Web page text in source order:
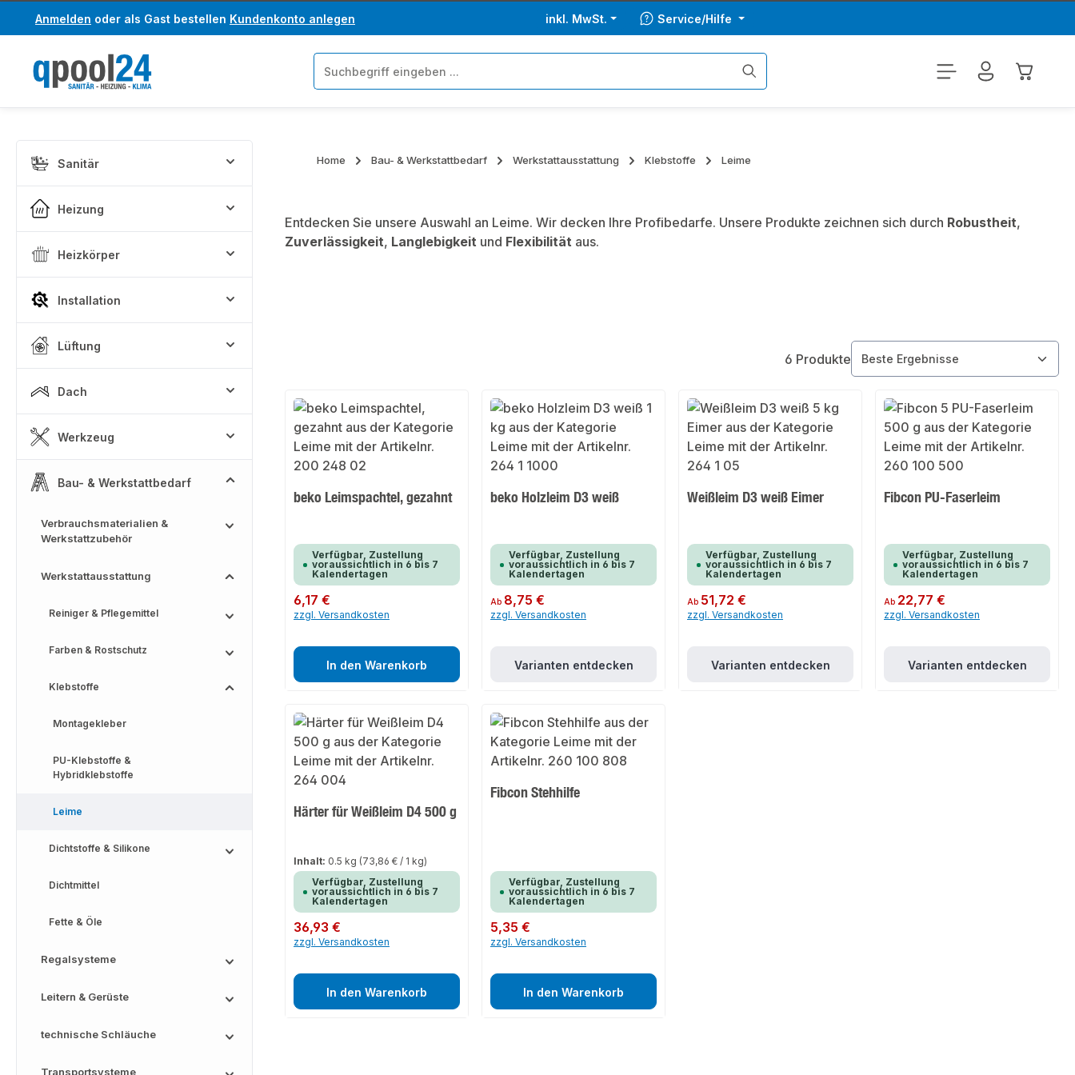
Hauptinhalt springen
Zur Suche springen
Anmelden oder als Gast bestellen Kundenkonto anlegen inkl. MwSt. Service/Hilfe
Sanitär
Heizung
Heizkörper
Installation
Lüftung
Dach
Werkzeug
Bau- & Werkstattbedarf
Verbrauchsmaterialien &
Werkstattzubehör
Werkstattausstattung
Reiniger & Pflegemittel
Farben & Rostschutz
Klebstoffe
Montagekleber
PU-Klebstoffe &
Hybridklebstoffe
Leime
Dichtstoffe & Silikone
Dichtmittel
Fette & Öle
Regalsysteme
Leitern & Gerüste
technische Schläuche
Transportsysteme
Home Bau- & Werkstattbedarf Werkstattausstattung Klebstoffe Leime
Entdecken Sie unsere Auswahl an Leime. Wir decken Ihre Profibedarfe. Unsere Produkte zeichnen sich durch Robustheit,
Zuverlässigkeit, Langlebigkeit und Flexibilität aus.
6 Produkte
beko Leimspachtel, gezahnt
Verfügbar, Zustellung
voraussichtlich in 6 bis 7
Kalendertagen
Regulärer Preis:
6,17 €
zzgl. Versandkosten
In den Warenkorb
beko Holzleim D3 weiß
Verfügbar, Zustellung
voraussichtlich in 6 bis 7
Kalendertagen
Regulärer Preis:
Ab 8,75 €
zzgl. Versandkosten
Varianten entdecken
Weißleim D3 weiß Eimer
Verfügbar, Zustellung
voraussichtlich in 6 bis 7
Kalendertagen
Regulärer Preis:
Ab 51,72 €
zzgl. Versandkosten
Varianten entdecken
Fibcon PU-Faserleim
Verfügbar, Zustellung
voraussichtlich in 6 bis 7
Kalendertagen
Regulärer Preis:
Ab 22,77 €
zzgl. Versandkosten
Varianten entdecken
Härter für Weißleim D4 500 g
Inhalt: 0.5 kg (73,86 € / 1 kg)
Verfügbar, Zustellung
voraussichtlich in 6 bis 7
Kalendertagen
Regulärer Preis:
36,93 €
zzgl. Versandkosten
In den Warenkorb
Fibcon Stehhilfe
Verfügbar, Zustellung
voraussichtlich in 6 bis 7
Kalendertagen
Regulärer Preis:
5,35 €
zzgl. Versandkosten
In den Warenkorb